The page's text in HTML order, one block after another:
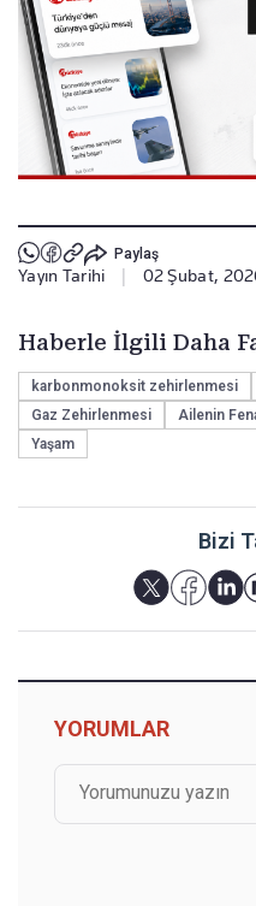
Paylaş
Yayın Tarihi 02 Şubat,
Haberle İlgili Daha
karbonmonoksit zehirlenmesi
Gaz Zehirlenmesi
Ailenin
Yaşam
Bizi
YORUMLAR